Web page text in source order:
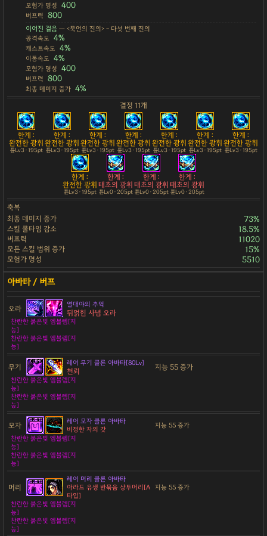
모험가 명성 400
버프력 800
이어진 걸음— <묵언의 진의> - 다섯 번째 진의
공격속도
4%
캐스트속도 4%
이동속도 4%
모험가 명성 400
버프력 800
최종 데미지 증가 4%
결정 11개
한계 :
완전한 광휘
튠Lv3 · 195pt
한계 :
완전한 광휘
튠Lv3 · 195pt
한계 :
완전한 광휘
튠Lv3 · 195pt
한계 :
완전한 광휘
튠Lv3 · 195pt
한계 :
완전한 광휘
튠Lv3 · 195pt
한계 :
완전한 광휘
튠Lv3 · 195pt
한계 :
완전한 광휘
튠Lv3 · 195pt
한계 :
완전한 광휘
튠Lv3 · 195pt
한계 :
태초의 광휘
튠Lv0 · 205pt
한계 :
태초의 광휘
튠Lv0 · 205pt
한계 :
태초의 광휘
튠Lv0 · 205pt
축복
최종 데미지 증가
73%
스킬 쿨타임 감소 18.5%
버프력 11020
모든 스킬 범위 증가 15%
모험가 명성 5510
오라 열대야의 추억
뒤얽힌 사념 오라
찬란한 붉은빛 엠블렘[지
능]
찬란한 붉은빛 엠블렘[지
능]
무기 레어 무기 클론 아바타[80Lv]
천뢰 지능 55 증가
찬란한 붉은빛 엠블렘[지
능]
찬란한 붉은빛 엠블렘[지
능]
모자
레어 모자 클론 아바타
비정한 자의 갓
지능 55 증가
찬란한 붉은빛 엠블렘[지
능]
찬란한 붉은빛 엠블렘[지
능]
머리
레어 머리 클론 아바타
아라드 유생 반묶음 상투머리[A
타입]
지능 55 증가
찬란한 붉은빛 엠블렘[지
능]
찬란한 붉은빛 엠블렘[지
능]